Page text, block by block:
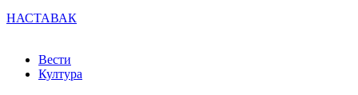
НАСТАВАК
Вести
Култура